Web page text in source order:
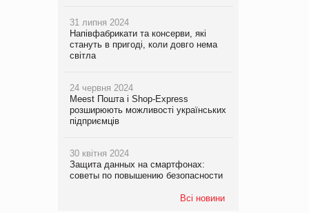
31 липня 2024
Напівфабрикати та консерви, які
стануть в пригоді, коли довго нема
світла
24 червня 2024
Meest Пошта і Shop-Express
розширюють можливості українських
підприємців
30 квітня 2024
Защита данных на смартфонах:
советы по повышению безопасности
Всі новини